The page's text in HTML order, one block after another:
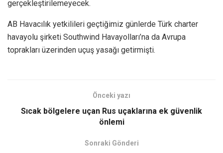
gerçekleştirilemeyecek.
AB Havacılık yetkilileri geçtiğimiz günlerde Türk charter
havayolu şirketi Southwind Havayolları’na da Avrupa
toprakları üzerinden uçuş yasağı getirmişti.
Önceki yazı
Sıcak bölgelere uçan Rus uçaklarına ek güvenlik
önlemi
Sonraki Gönderi